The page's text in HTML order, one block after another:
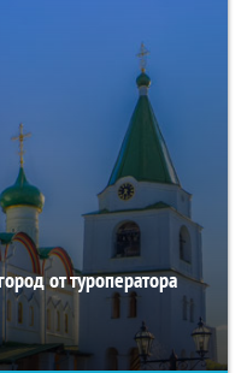
от туроператора